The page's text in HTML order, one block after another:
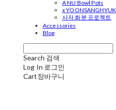
A NU Bowl Pots
x YOONSANGHYUK
사자 화분 프로젝트
Accessories
Blog
Search 검색
Log In 로그인
Cart장바구니